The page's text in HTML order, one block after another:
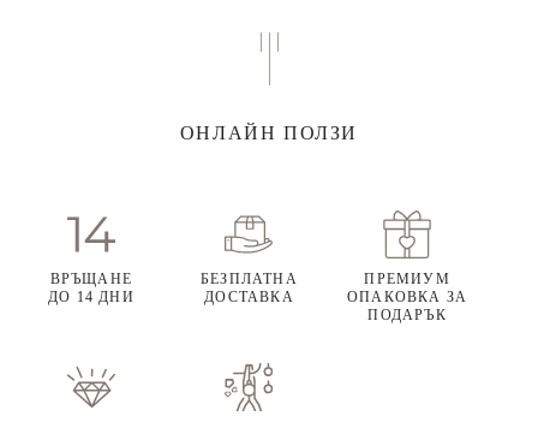
ОНЛАЙН ПОЛЗИ
ВРЪЩАНЕ
ДО 14 ДНИ
БЕЗПЛАТНА
ДОСТАВКА
ПРЕМИУМ
ОПАКОВКА ЗА
ПОДАРЪК